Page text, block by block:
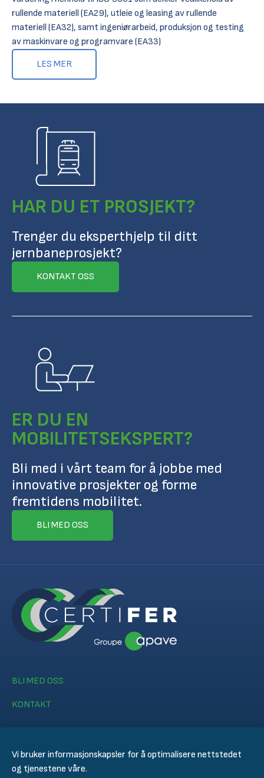
Vi bruker informasjonskapsler for å optimalisere nettstedet
og tjenestene våre.
rullende materiell (EA29), utleie og leasing av rullende
materiell (EA32), samt ingeniørarbeid, produksjon og testing
av maskinvare og programvare (EA33)
LES MER
HAR DU ET PROSJEKT?
Trenger du eksperthjelp til ditt
jernbaneprosjekt?
KONTAKT OSS
ER DU EN
MOBILITETSEKSPERT?
Bli med i vårt team for å jobbe med
innovative prosjekter og forme
fremtidens mobilitet.
BLI MED OSS
BLI MED OSS
KONTAKT